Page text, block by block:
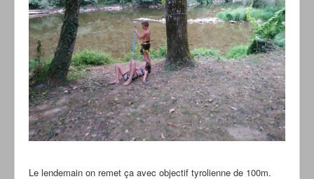
Le lendemain on remet ça avec objectif tyrolienne de 100m.